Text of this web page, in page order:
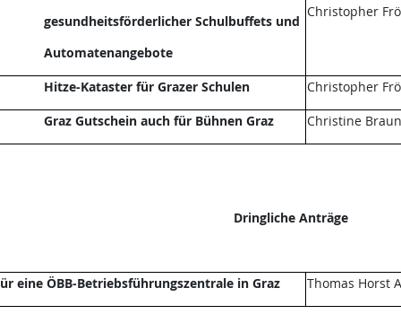
gesundheitsförderlicher Schulbuffets und
Automatenangebote
Christopher
Hitze-Kataster für Grazer Schulen
Christopher
Graz Gutschein auch für Bühnen Graz
Christine
Dringliche Anträge
eine ÖBB-Betriebsführungszentrale in Graz Thomas Horst